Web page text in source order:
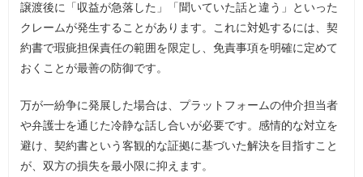
譲渡後に「収益が急落した」「聞いていた話と違う」といった
クレームが発生することがあります。これに対処するには、契
約書で瑕疵担保責任の範囲を限定し、免責事項を明確に定めて
おくことが最善の防御です。
万が一紛争に発展した場合は、プラットフォームの仲介担当者
や弁護士を通じた冷静な話し合いが必要です。感情的な対立を
避け、契約書という客観的な証拠に基づいた解決を目指すこと
が、双方の損失を最小限に抑えます。